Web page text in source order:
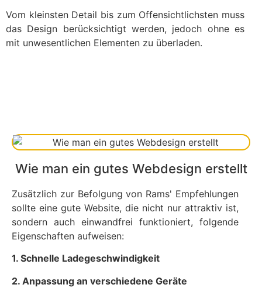
Vom kleinsten Detail bis zum Offensichtlichsten muss
das Design berücksichtigt werden, jedoch ohne es
mit unwesentlichen Elementen zu überladen.
Wie man ein gutes Webdesign erstellt
Zusätzlich zur Befolgung von Rams' Empfehlungen
sollte eine gute Website, die nicht nur attraktiv ist,
sondern auch einwandfrei funktioniert, folgende
Eigenschaften aufweisen:
1. Schnelle Ladegeschwindigkeit
2. Anpassung an verschiedene Geräte